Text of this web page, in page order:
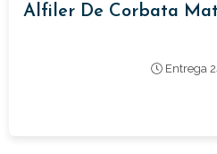
Alfiler De Corbata
Entrega